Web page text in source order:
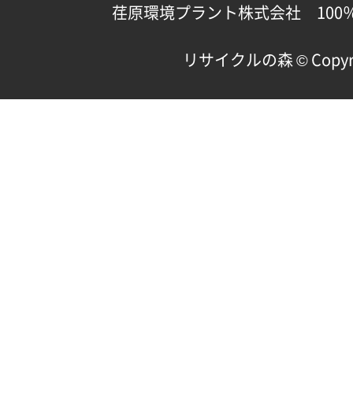
荏原環境プラント株式会社 100
リサイクルの森 ©